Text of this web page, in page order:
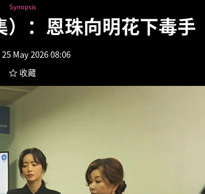
：恩珠向明花下毒手
Synopsis
May 2026 08:06
收藏